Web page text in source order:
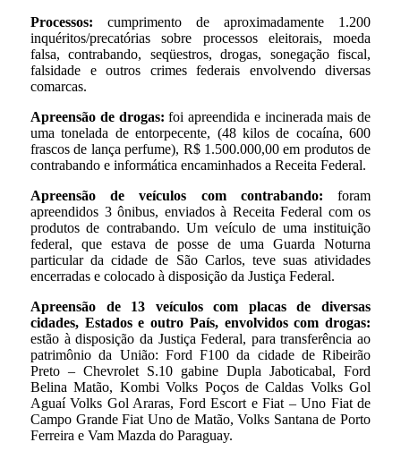
Processos: cumprimento de aproximadamente 1.200
inquéritos/precatórias sobre processos eleitorais, moeda
falsa, contrabando, seqüestros, drogas, sonegação fiscal,
falsidade e outros crimes federais envolvendo diversas
comarcas.
Apreensão de drogas: foi apreendida e incinerada mais de
uma tonelada de entorpecente, (48 kilos de cocaína, 600
frascos de lança perfume), R$ 1.500.000,00 em produtos de
contrabando e informática encaminhados a Receita Federal.
Apreensão de veículos com contrabando: foram
apreendidos 3 ônibus, enviados à Receita Federal com os
produtos de contrabando. Um veículo de uma instituição
federal, que estava de posse de uma Guarda Noturna
particular da cidade de São Carlos, teve suas atividades
encerradas e colocado à disposição da Justiça Federal.
Apreensão de 13 veículos com placas de diversas
cidades, Estados e outro País, envolvidos com drogas:
estão à disposição da Justiça Federal, para transferência ao
patrimônio da União: Ford F100 da cidade de Ribeirão
Preto – Chevrolet S.10 gabine Dupla Jaboticabal, Ford
Belina Matão, Kombi Volks Poços de Caldas Volks Gol
Aguaí Volks Gol Araras, Ford Escort e Fiat – Uno Fiat de
Campo Grande Fiat Uno de Matão, Volks Santana de Porto
Ferreira e Vam Mazda do Paraguay.